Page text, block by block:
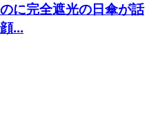
に完全遮光の日傘が話
...